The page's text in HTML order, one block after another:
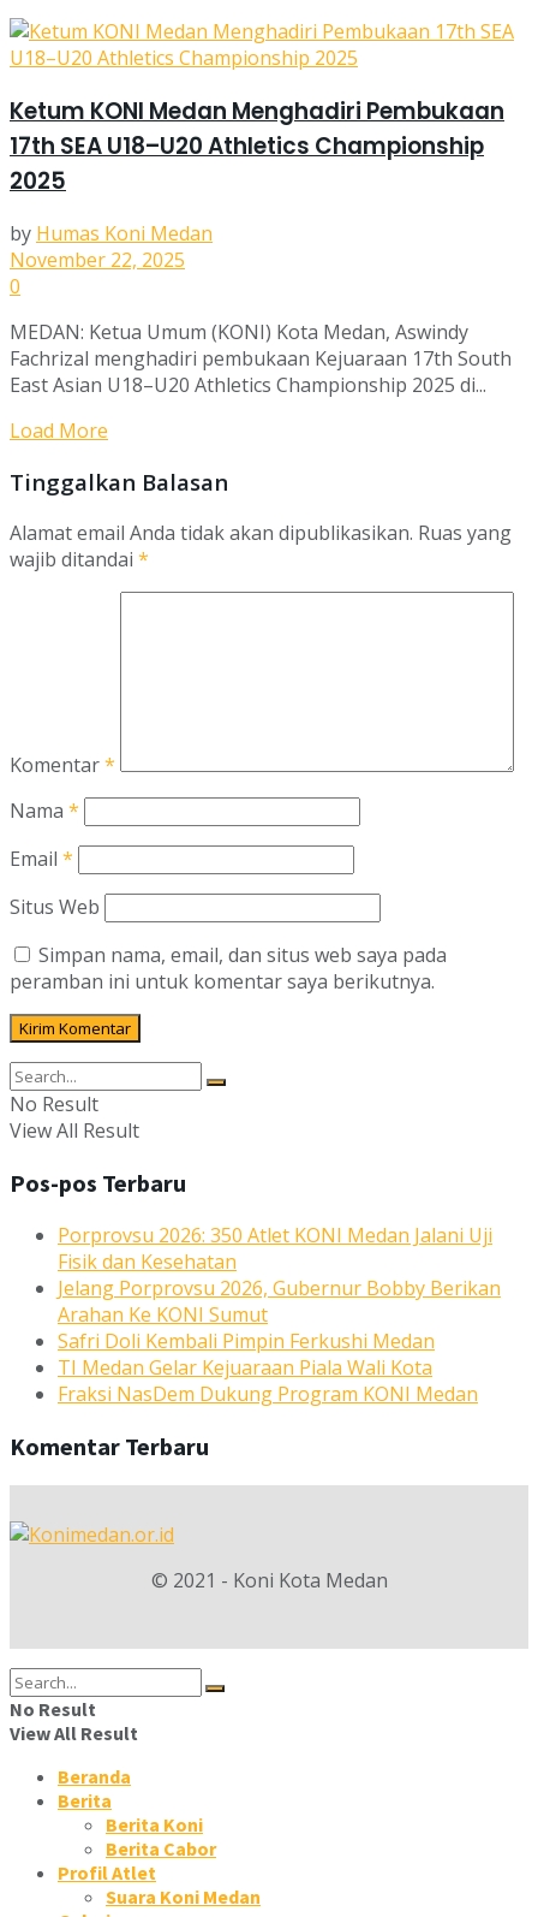
Ketum KONI Medan Menghadiri Pembukaan
17th SEA U18–U20 Athletics Championship
2025
by Humas Koni Medan
November 22, 2025
0
MEDAN: Ketua Umum (KONI) Kota Medan, Aswindy
Fachrizal menghadiri pembukaan Kejuaraan 17th South
East Asian U18–U20 Athletics Championship 2025 di...
Load More
Tinggalkan Balasan
Alamat email Anda tidak akan dipublikasikan. Ruas yang
wajib ditandai *
Komentar*
Nama *
Email *
Situs Web
Simpan nama, email, dan situs web saya pada
peramban ini untuk komentar saya berikutnya.
No Result
View All Result
Pos-pos Terbaru
Porprovsu 2026: 350 Atlet KONI Medan Jalani Uji
Fisik dan Kesehatan
Jelang Porprovsu 2026, Gubernur Bobby Berikan
Arahan Ke KONI Sumut
Safri Doli Kembali Pimpin Ferkushi Medan
TI Medan Gelar Kejuaraan Piala Wali Kota
Fraksi NasDem Dukung Program KONI Medan
Komentar Terbaru
© 2021 - Koni Kota Medan
No Result
View All Result
Beranda
Berita
Berita Koni
Berita Cabor
Profil Atlet
Suara Koni Medan